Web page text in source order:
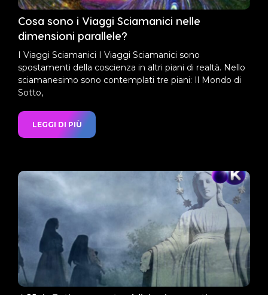
Cosa sono i Viaggi Sciamanici nelle
dimensioni parallele?
I Viaggi Sciamanici I Viaggi Sciamanici sono
spostamenti della coscienza in altri piani di realtà. Nello
sciamanesimo sono contemplati tre piani: Il Mondo di
Sotto,
LEGGI DI PIÙ